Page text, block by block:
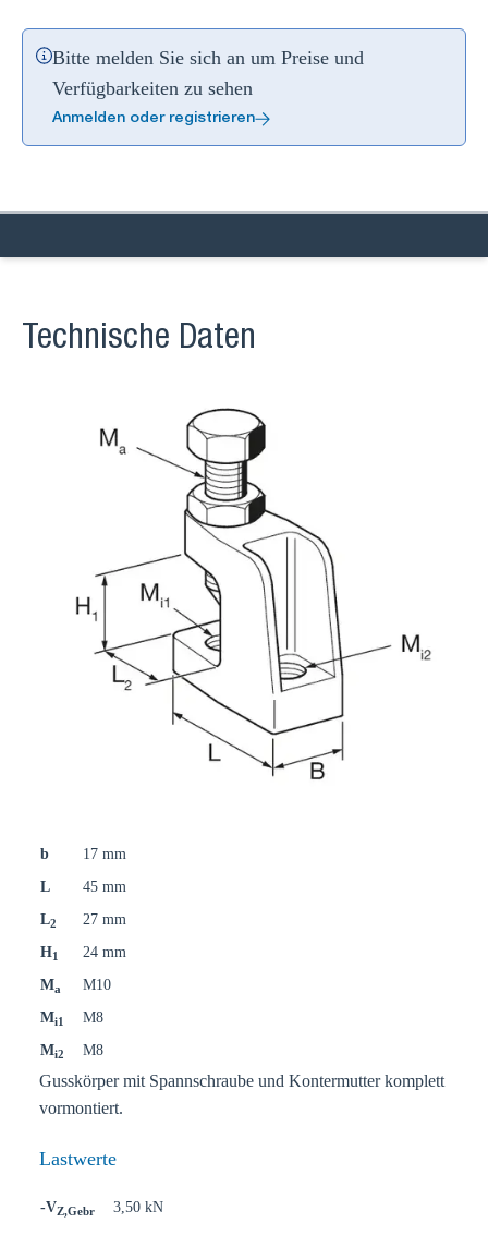
Bitte melden Sie sich an um Preise und
Verfügbarkeiten zu sehen
Anmelden oder registrieren
Technische Daten
b
17 mm
L
45 mm
L2
27 mm
H1
24 mm
Ma
M10
Mi1
M8
Mi2 M8
Gusskörper mit Spannschraube und Kontermutter komplett
vormontiert.
Lastwerte
-VZ,Gebr 3,50 kN